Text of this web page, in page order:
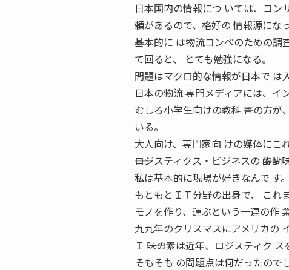
日本国内の情報につ いては、コン
頼があるので、格好の 情報源にな
基本的に は物流コンペのための調
て回ると、 とても勉強になる。
問題はマクロ的な情報が日本で は
日本の物流 専門メディアには、イ
むしろ小学生向けの教科 書の方が
いる。
大人向け、専門家向 けの媒体にこ
――ロジスティクス・ビジネスの 醍醐
私は基本的に現場が好きなんで す。
もともとＩＴ分野の出身で、 これ
モノを作り、運ぶという一連の作
九九年のクリスマスにアメリカの
Ｉ ――味の素は近年、ロジスティク
そもそも の問題点は何だったので